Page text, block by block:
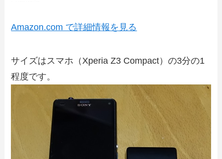
Amazon.com で詳細情報を見る
サイズはスマホ（Xperia Z3 Compact）の3分の1
程度です。